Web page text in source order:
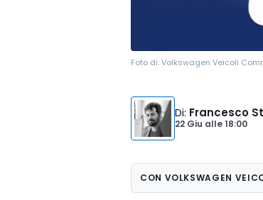
Foto di:Volkswagen Veicoli
Di: Francesco
22 Giu alle18:00
CON VOLKSWAGEN